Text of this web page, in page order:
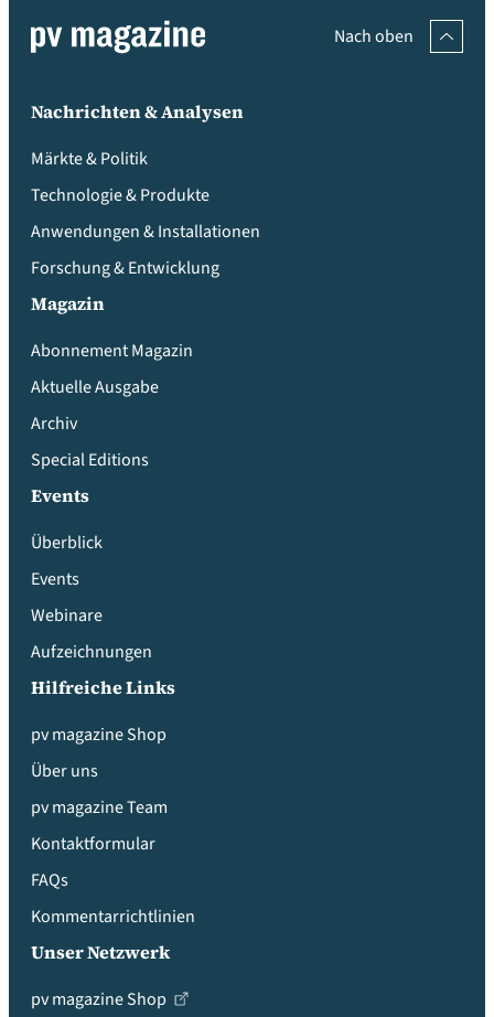
Nach oben
Nachrichten & Analysen
Märkte & Politik
Technologie & Produkte
Anwendungen & Installationen
Forschung & Entwicklung
Magazin
Abonnement Magazin
Aktuelle Ausgabe
Archiv
Special Editions
Events
Überblick
Events
Webinare
Aufzeichnungen
Hilfreiche Links
pv magazine Shop
Über uns
pv magazine Team
Kontaktformular
FAQs
Kommentarrichtlinien
Unser Netzwerk
pv magazine Shop